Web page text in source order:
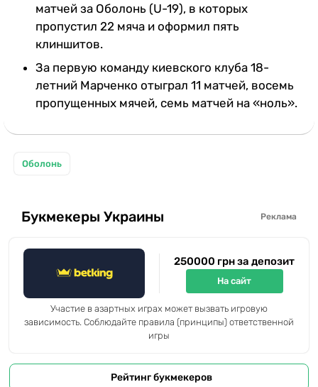
матчей за Оболонь (U-19), в которых
пропустил 22 мяча и оформил пять
клиншитов.
За первую команду киевского клуба 18-
летний Марченко отыграл 11 матчей, восемь
пропущенных мячей, семь матчей на «ноль».
Оболонь
Букмекеры Украины Реклама
250000 грн за депозит
На сайт
Участие в азартных играх может вызвать игровую
зависимость. Соблюдайте правила (принципы) ответственной
игры
Рейтинг букмекеров